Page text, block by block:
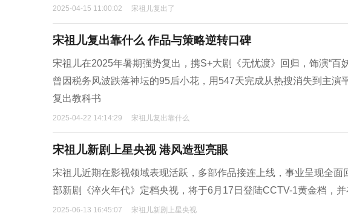
2025-04-15 11:00:02 宋祖儿复出了
宋祖儿复出靠什么 作品与策略逆转口碑
宋祖儿在2025年暑期强势复出，携S+大剧《无忧渡》回归，饰演“百
曾因税务风波跌落神坛的95后小花，用547天完成从热搜消失到主演
复出教科书
2025-04-22 14:14:29 宋祖儿复出靠什么
宋祖儿新剧上星央视 港风造型亮眼
宋祖儿近期在影视领域表现活跃，多部作品接连上线，事业呈现全
部新剧《淬火年代》定档央视，将于6月17日登陆CCTV-1黄金档，
2025-06-13 16:45:07 宋祖儿新剧上星央视